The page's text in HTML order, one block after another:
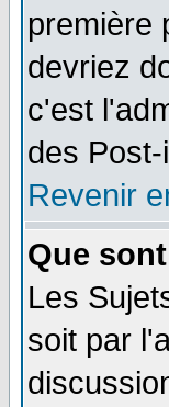
première
devriez
c'est
des
Revenir
Que
Les
soit par